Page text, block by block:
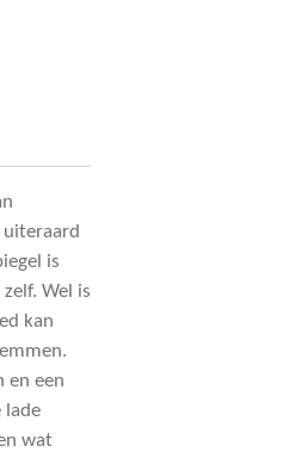
is
Wel is
kan
en een
lade
wat